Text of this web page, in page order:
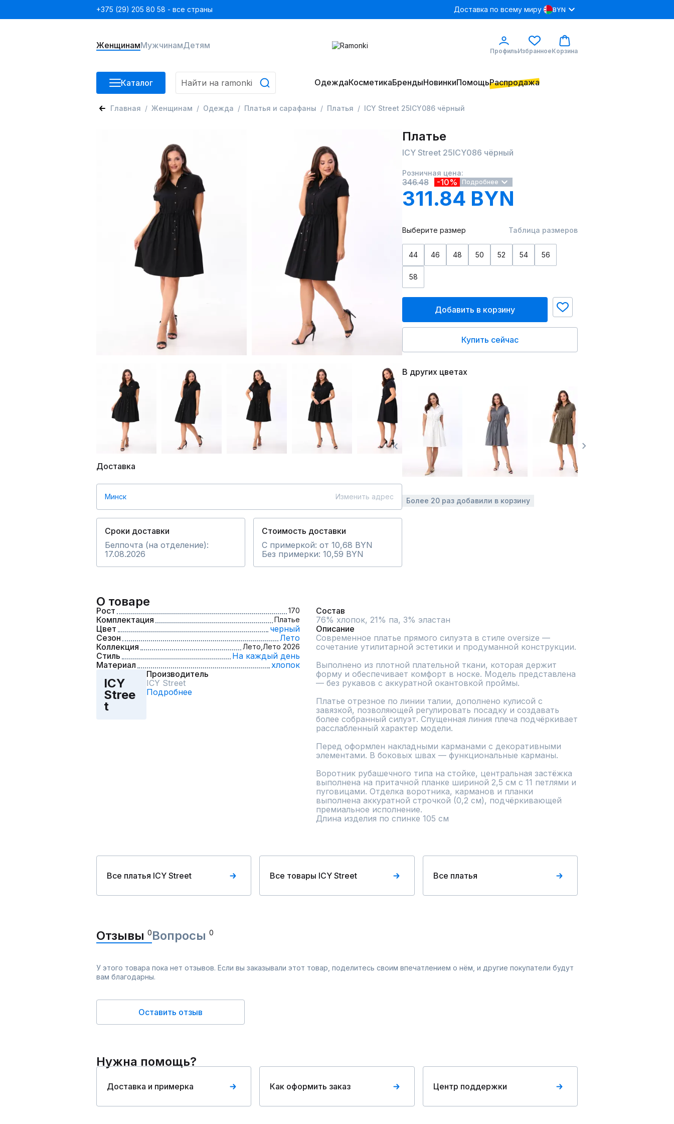
+375 (29) 205 80 58 - все страны Доставка по всему миру BYN
ЖенщинамМужчинамДетям
ПрофильИзбранноеКорзина
Каталог ОдеждаКосметикаБрендыНовинкиПомощьРаспродажа
Главная Женщинам Одежда Платья и сарафаны Платья ICY Street 25ICY086 чёрный
Доставка
Минск Изменить адрес
Сроки доставки
Белпочта (на отделение):
17.08.2026
Стоимость доставки
С примеркой: от 10,68 BYN
Без примерки: 10,59 BYN
Платье
ICY Street 25ICY086 чёрный
Розничная цена:
346.48 -10% Подробнее
311.84 BYN
Выберите размер Таблица размеров
44 46 48 50 52 54 56
58
Добавить в корзину
Купить сейчас
В других цветах
Более 20 раз добавили в корзину
О товаре
Рост 170
Комплектация Платье
Цвет
черный
Сезон
Лето
Коллекция
Лето, Лето 2026
Стиль
На каждый день
Материал
хлопок
ICY
Stree
t
Производитель
ICY Street
Подробнее
Состав
76% хлопок, 21% па, 3% эластан
Описание
Современное платье прямого силуэта в стиле oversize —
сочетание утилитарной эстетики и продуманной конструкции.
Выполнено из плотной плательной ткани, которая держит
форму и обеспечивает комфорт в носке. Модель представлена
— без рукавов с аккуратной окантовкой проймы.
Платье отрезное по линии талии, дополнено кулисой с
завязкой, позволяющей регулировать посадку и создавать
более собранный силуэт. Спущенная линия плеча подчёркивает
расслабленный характер модели.
Перед оформлен накладными карманами с декоративными
элементами. В боковых швах — функциональные карманы.
Воротник рубашечного типа на стойке, центральная застёжка
выполнена на притачной планке шириной 2,5 см с 11 петлями и
пуговицами. Отделка воротника, карманов и планки
выполнена аккуратной строчкой (0,2 см), подчёркивающей
премиальное исполнение.
Длина изделия по спинке 105 см
Все платья ICY Street Все товары ICY Street Все платья
Отзывы 0Вопросы 0
У этого товара пока нет отзывов. Если вы заказывали этот товар, поделитесь своим впечатлением о нём, и другие покупатели будут
вам благодарны.
Оставить отзыв
Нужна помощь?
Доставка и примерка Как оформить заказ Центр поддержки